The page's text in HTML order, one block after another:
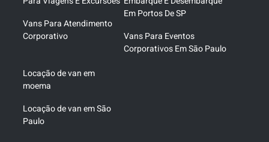
Vans Para Atendimento
Corporativo
Em Portos De SP
Vans Para Eventos
Corporativos Em São Paulo
Locação de van em
moema
Locação de van em São
Paulo